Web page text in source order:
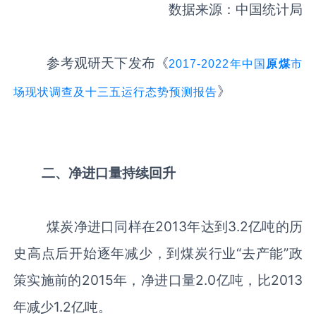
数据来源：中国统计局
参考观研天下发布《2017-2022年中国 原煤市
场现状调查及十三五运行态势预测报告》
二、净进口量持续回升
煤炭净进口同样在2013年达到3.2亿吨的历
史高点后开始逐年减少，到煤炭行业“去产能”政
策实施前的2015年，净进口量2.0亿吨，比2013
年减少1.2亿吨。